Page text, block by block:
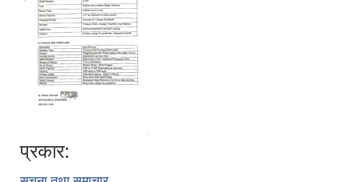
प्रकार: